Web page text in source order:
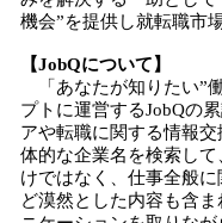
機会”を提供し就転職市
【JobQについて】
「あなたが知りたい”
プトに運営するJobQの
アや転職に関する情報
体的な企業名を検索し
けではなく、仕事全般
ど漠然とした内容も含